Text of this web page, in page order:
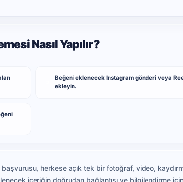
Nasıl Yapılır?
Beğeni eklenecek Instagram gönderi veya
ekleyin.
herkese açık tek bir fotoğraf, video,
içeriğin doğrudan bağlantısı ve bilgilendirme